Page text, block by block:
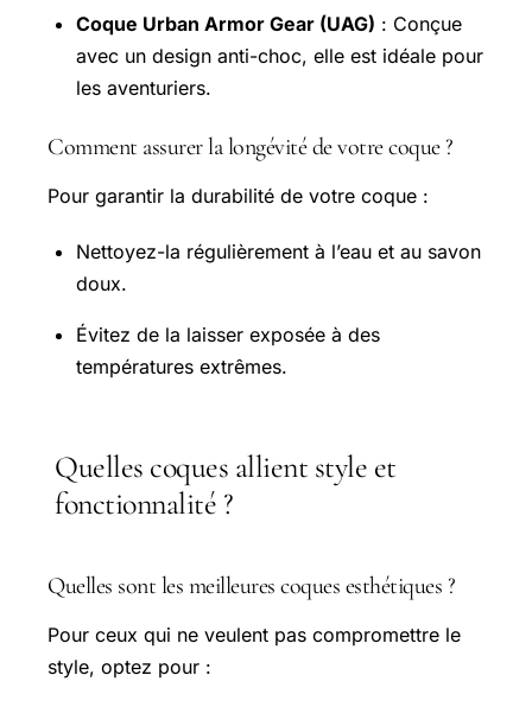
Coque Urban Armor Gear (UAG) : Conçue
avec un design anti-choc, elle est idéale pour
les aventuriers.
Comment assurer la longévité de votre coque ?
Pour garantir la durabilité de votre coque :
Nettoyez-la régulièrement à l’eau et au savon
doux.
Évitez de la laisser exposée à des
températures extrêmes.
Quelles coques allient style et
fonctionnalité ?
Quelles sont les meilleures coques esthétiques ?
Pour ceux qui ne veulent pas compromettre le
style, optez pour :